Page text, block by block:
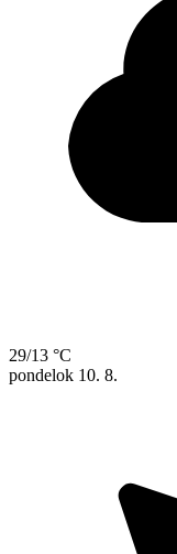
29/13 °C
pondelok 10. 8.